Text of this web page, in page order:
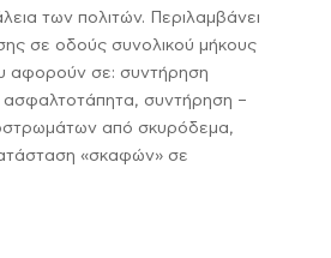
των πολιτών. Περιλαμβάνει
σε οδούς συνολικού μήκους
αφορούν σε: συντήρηση
συντήρηση –
από σκυρόδεμα,
«σκαφών» σε